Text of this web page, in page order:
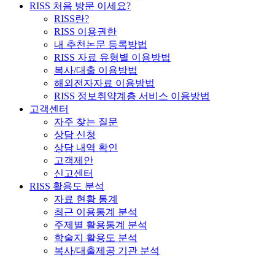
RISS 처음 방문 이세요?
RISS란?
RISS 이용권한
내 추천논문 등록방법
RISS 자료 유형별 이용방법
복사/대출 이용방법
해외전자자료 이용방법
RISS 정보취약계층 서비스 이용방법
고객센터
자주 찾는 질문
상담 신청
상담 내역 확인
고객제안
신고센터
RISS 활용도 분석
자료 현황 통계
최근 이용통계 분석
주제별 활용통계 분석
학술지 활용도 분석
복사/대출제공 기관 분석